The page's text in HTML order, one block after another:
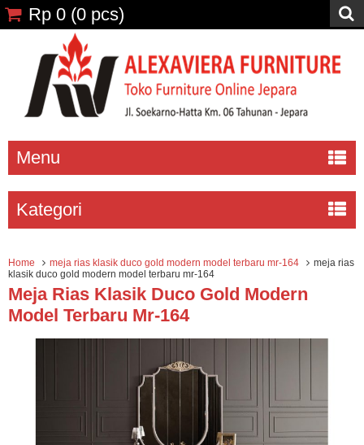
Rp 0 (0 pcs)
Menu
Kategori
Home meja rias klasik duco gold modern model terbaru mr-164
meja rias
klasik duco gold modern model terbaru mr-164
Meja Rias Klasik Duco Gold Modern
Model Terbaru Mr-164